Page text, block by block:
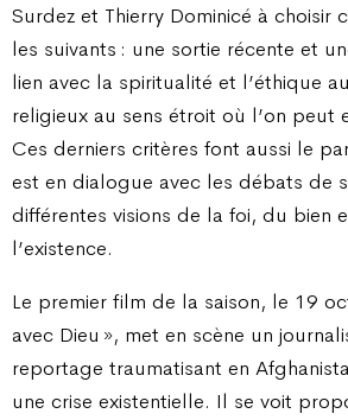
Surdez et Thierry Dominicé à choisir
les suivants : une sortie récente et
lien avec la spiritualité et l’éthique
religieux au sens étroit où l’on peut
Ces derniers critères font aussi le
est en dialogue avec les débats de
différentes visions de la foi, du bien
l’existence.
Le premier film de la saison, le 19
avec Dieu », met en scène un
reportage traumatisant en
une crise existentielle. Il se voit